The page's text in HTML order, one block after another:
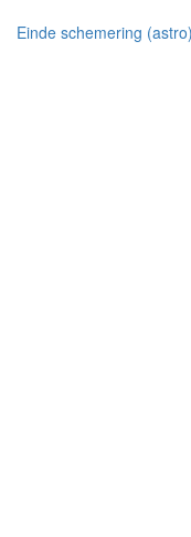
Einde schemering (astro)